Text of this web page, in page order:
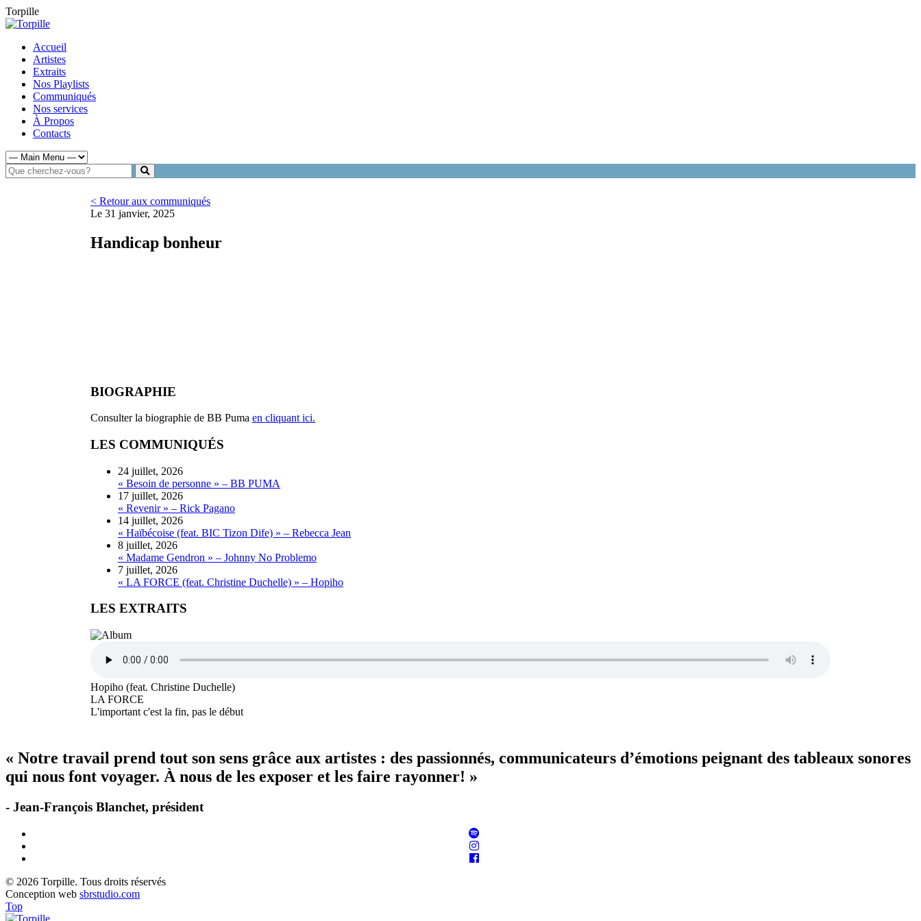
Torpille
Accueil
Artistes
Extraits
Nos Playlists
Communiqués
Nos services
À Propos
Contacts
< Retour aux communiqués
Le 31 janvier, 2025
Handicap bonheur
BIOGRAPHIE
Consulter la biographie de BB Puma en cliquant ici.
LES COMMUNIQUÉS
24 juillet, 2026
« Besoin de personne » – BB PUMA
17 juillet, 2026
« Revenir » – Rick Pagano
14 juillet, 2026
« Haïbécoise (feat. BIC Tizon Dife) » – Rebecca Jean
8 juillet, 2026
« Madame Gendron » – Johnny No Problemo
7 juillet, 2026
« LA FORCE (feat. Christine Duchelle) » – Hopiho
LES EXTRAITS
Hopiho (feat. Christine Duchelle)
LA FORCE
L'important c'est la fin, pas le début
« Notre travail prend tout son sens grâce aux artistes : des passionnés, communicateurs d’émotions peignant des tableaux sonores
qui nous font voyager. À nous de les exposer et les faire rayonner! »
- Jean-François Blanchet, président
© 2026 Torpille. Tous droits réservés
Conception web sbrstudio.com
Top